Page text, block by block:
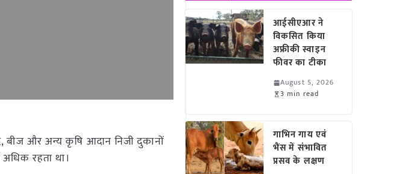
बीज और अन्य कृषि आदान निजी दुकानों
रहता था।
आईसीएआर ने
विकसित किया
अफ्रीकी स्वाइन
फीवर का टीका
August 5, 2026
3 min read
गाभिन गाय एवं
भैंस में संभावित
प्रसव के लक्षण